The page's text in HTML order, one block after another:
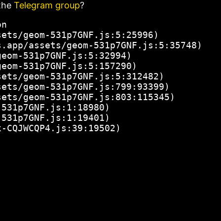
Telegram group?
geom-531p7GNF.js:5:25996)
assets/geom-531p7GNF.js:5:35748)
531p7GNF.js:5:32994)
531p7GNF.js:5:157290)
geom-531p7GNF.js:5:312482)
geom-531p7GNF.js:799:93399)
geom-531p7GNF.js:803:115345)
CQJWCQP4.js:39:19502)